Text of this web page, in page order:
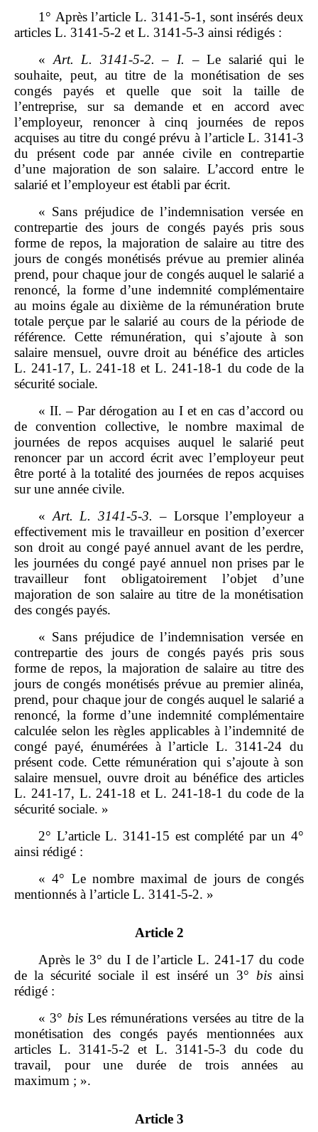
1° Après l’article L. 3141‑5‑1, sont insérés deux
articles L. 3141‑5‑2 et L. 3141‑5‑3 ainsi rédigés :
« Art. L. 3141‑5‑2. – I. – Le salarié qui le
souhaite, peut, au titre de la monétisation de ses
congés payés et quelle que soit la taille de
l’entreprise, sur sa demande et en accord avec
l’employeur, renoncer à cinq journées de repos
acquises au titre du congé prévu à l’article L. 3141‑3
du présent code par année civile en contrepartie
d’une majoration de son salaire. L’accord entre le
salarié et l’employeur est établi par écrit.
« Sans préjudice de l’indemnisation versée en
contrepartie des jours de congés payés pris sous
forme de repos, la majoration de salaire au titre des
jours de congés monétisés prévue au premier alinéa
prend, pour chaque jour de congés auquel le salarié a
renoncé, la forme d’une indemnité complémentaire
au moins égale au dixième de la rémunération brute
totale perçue par le salarié au cours de la période de
référence. Cette rémunération, qui s’ajoute à son
salaire mensuel, ouvre droit au bénéfice des articles
L. 241‑17, L. 241‑18 et L. 241‑18‑1 du code de la
sécurité sociale.
« II. – Par dérogation au I et en cas d’accord ou
de convention collective, le nombre maximal de
journées de repos acquises auquel le salarié peut
renoncer par un accord écrit avec l’employeur peut
être porté à la totalité des journées de repos acquises
sur une année civile.
« Art. L. 3141‑5‑3. –Lorsque l’employeur a
effectivement mis le travailleur en position d’exercer
son droit au congé payé annuel avant de les perdre,
les journées du congé payé annuel non prises par le
travailleur font obligatoirement l’objet d’une
majoration de son salaire au titre de la monétisation
des congés payés.
« Sans préjudice de l’indemnisation versée en
contrepartie des jours de congés payés pris sous
forme de repos, la majoration de salaire au titre des
jours de congés monétisés prévue au premier alinéa,
prend, pour chaque jour de congés auquel le salarié a
renoncé, la forme d’une indemnité complémentaire
calculée selon les règles applicables à l’indemnité de
congé payé, énumérées à l’article L. 3141‑24 du
présent code. Cette rémunération qui s’ajoute à son
salaire mensuel, ouvre droit au bénéfice des articles
L. 241‑17, L. 241‑18 et L. 241‑18‑1 du code de la
sécurité sociale. »
2° L’article L. 3141‑15 est complété par un 4°
ainsi rédigé :
« 4° Le nombre maximal de jours de congés
mentionnés à l’article L. 3141‑5‑2. »
Article 2
Après le 3° du I de l’article L. 241‑17 du code
de la sécurité sociale il est inséré un 3° bis ainsi
rédigé :
« 3° bisLes rémunérations versées au titre de la
monétisation des congés payés mentionnées aux
articles L. 3141‑5‑2 et L. 3141‑5‑3 du code du
travail, pour une durée de trois années au
maximum ; ».
Article 3